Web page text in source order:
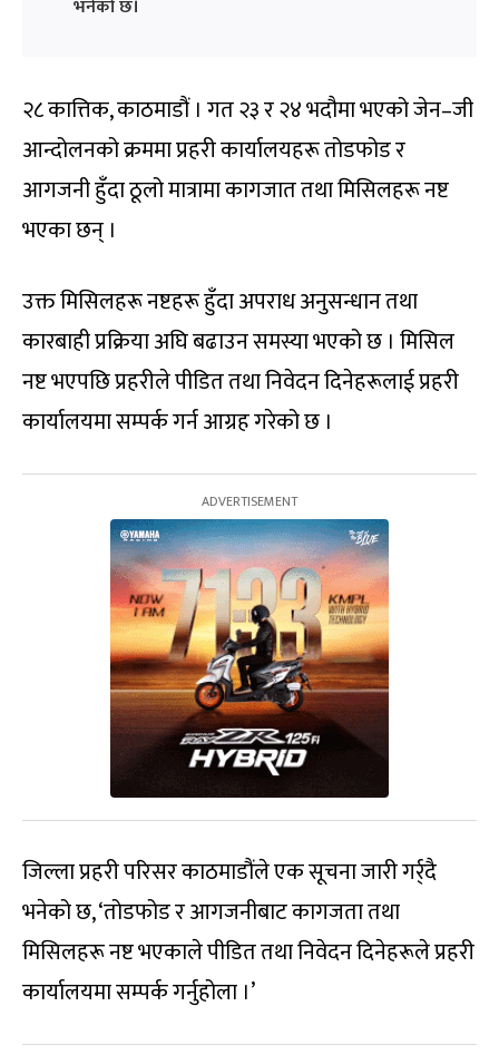
भनेको छ।
२८ कात्तिक, काठमाडौं । गत २३ र २४ भदौमा भएको जेन–जी
आन्दोलनको क्रममा प्रहरी कार्यालयहरू तोडफोड र
आगजनी हुँदा ठूलो मात्रामा कागजात तथा मिसिलहरू नष्ट
भएका छन् ।
उक्त मिसिलहरू नष्टहरू हुँदा अपराध अनुसन्धान तथा
कारबाही प्रक्रिया अघि बढाउन समस्या भएको छ । मिसिल
नष्ट भएपछि प्रहरीले पीडित तथा निवेदन दिनेहरूलाई प्रहरी
कार्यालयमा सम्पर्क गर्न आग्रह गरेको छ ।
जिल्ला प्रहरी परिसर काठमाडौंले एक सूचना जारी गर्र्दै
भनेको छ, ‘तोडफोड र आगजनीबाट कागजता तथा
मिसिलहरू नष्ट भएकाले पीडित तथा निवेदन दिनेहरूले प्रहरी
कार्यालयमा सम्पर्क गर्नुहोला ।’